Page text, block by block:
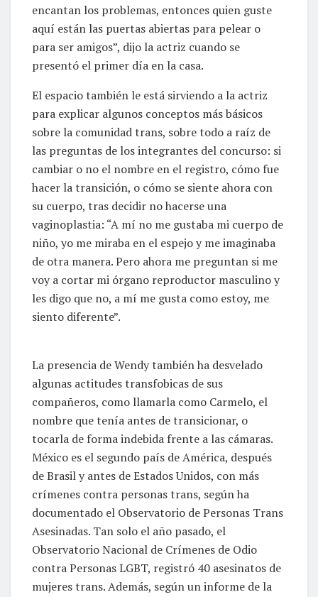
encantan los problemas, entonces quien guste
aquí están las puertas abiertas para pelear o
para ser amigos”, dijo la actriz cuando se
presentó el primer día en la casa.
El espacio también le está sirviendo a la actriz
para explicar algunos conceptos más básicos
sobre la comunidad trans, sobre todo a raíz de
las preguntas de los integrantes del concurso: si
cambiar o no el nombre en el registro, cómo fue
hacer la transición, o cómo se siente ahora con
su cuerpo, tras decidir no hacerse una
vaginoplastia: “A mí no me gustaba mi cuerpo de
niño, yo me miraba en el espejo y me imaginaba
de otra manera. Pero ahora me preguntan si me
voy a cortar mi órgano reproductor masculino y
les digo que no, a mí me gusta como estoy, me
siento diferente”.
La presencia de Wendy también ha desvelado
algunas actitudes transfobicas de sus
compañeros, como llamarla como Carmelo, el
nombre que tenía antes de transicionar, o
tocarla de forma indebida frente a las cámaras.
México es el segundo país de América, después
de Brasil y antes de Estados Unidos, con más
crímenes contra personas trans, según ha
documentado el Observatorio de Personas Trans
Asesinadas. Tan solo el año pasado, el
Observatorio Nacional de Crímenes de Odio
contra Personas LGBT, registró 40 asesinatos de
mujeres trans. Además, según un informe de la